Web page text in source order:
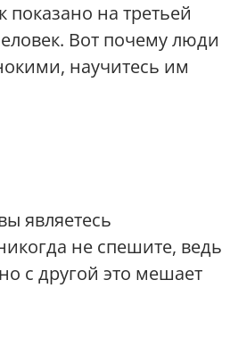
показано на третьей
Вот почему люди
научитесь им
являетесь
не спешите, ведь
с другой это мешает